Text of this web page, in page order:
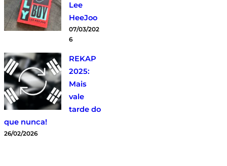
Lee
HeeJoo
07/03/202
6
REKAP
2025:
Mais
vale
tarde do
que nunca!
26/02/2026